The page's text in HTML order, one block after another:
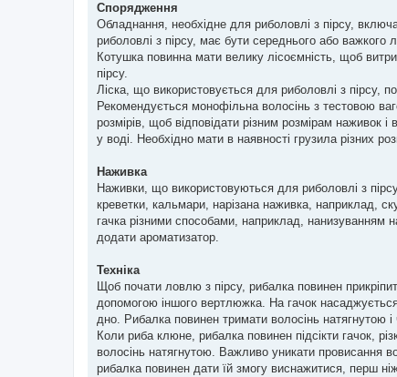
л
е
н
я
Спорядження
Обладнання, необхідне для риболовлі з пірсу,
риболовлі з пірсу, має бути середнього або
Котушка повинна мати велику лісоємність, щоб
пірсу.
Ліска, що використовується для риболовлі з пірсу,
Рекомендується монофільна волосінь з тестовою
розмірів, щоб відповідати різним розмірам
у воді. Необхідно мати в наявності грузила різних
Наживка
Наживки, що використовуються для риболовлі з
креветки, кальмари, нарізана наживка, наприклад,
гачка різними способами, наприклад,
додати ароматизатор.
Техніка
Щоб почати ловлю з пірсу, рибалка повинен
допомогою іншого вертлюжка. На гачок
дно. Рибалка повинен тримати волосінь натягнутою
Коли риба клюне, рибалка повинен підсікти гачок,
волосінь натягнутою. Важливо уникати провисання
рибалка повинен дати їй змогу виснажитися, перш ніж